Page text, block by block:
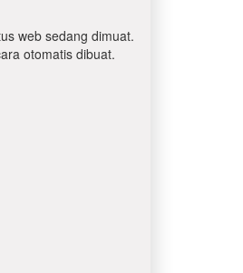
web sedang dimuat.
otomatis dibuat.